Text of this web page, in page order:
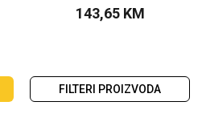
143,65 KM
FILTERI PROIZVODA